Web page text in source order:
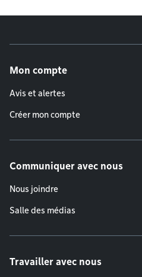
Mon compte
Avis et alertes
Créer mon compte
Communiquer avec nous
Nous joindre
Salle des médias
Travailler avec nous